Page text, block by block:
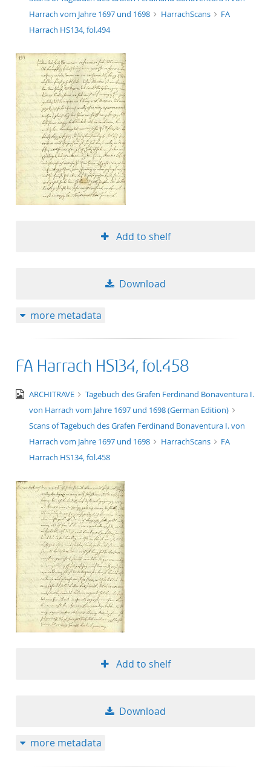
Harrach vom Jahre 1697 und 1698
HarrachScans
FA
Harrach HS134, fol.494
Add to shelf
Download
more metadata
FA Harrach HS134, fol.458
image/jpeg
ARCHITRAVE
Tagebuch des Grafen Ferdinand Bonaventura I.
von Harrach vom Jahre 1697 und 1698 (German Edition)
Scans of Tagebuch des Grafen Ferdinand Bonaventura I. von
Harrach vom Jahre 1697 und 1698
HarrachScans
FA
Harrach HS134, fol.458
Add to shelf
Download
more metadata